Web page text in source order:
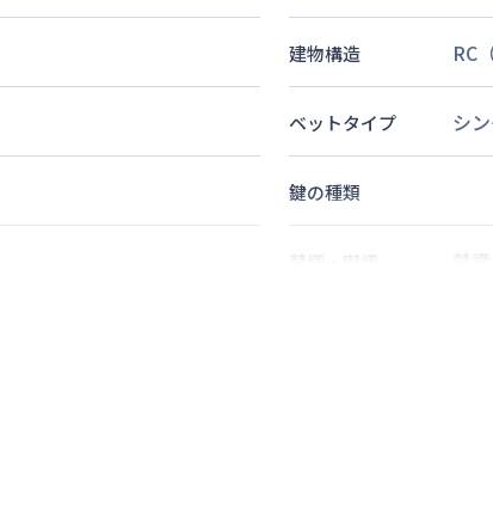
建物構造 RC
ベットタイプ シ
鍵の種類
禁煙・喫煙 禁煙